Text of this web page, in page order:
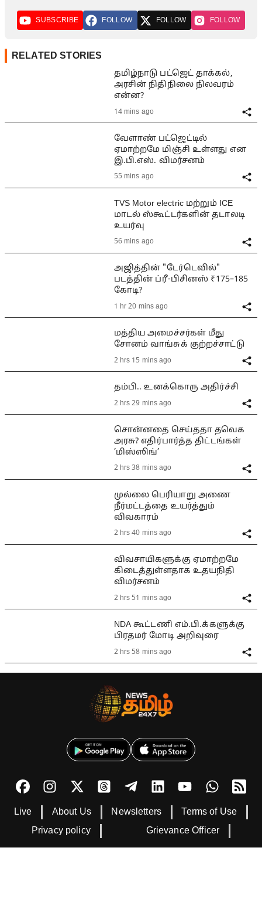
SUBSCRIBE FOLLOW FOLLOW FOLLOW
RELATED STORIES
தமிழ்நாடு பட்ஜெட் தாக்கல்,
அரசின் நிதிநிலை நிலவரம்
என்ன?
14 mins ago
வேளாண் பட்ஜெட்டில்
ஏமாற்றமே மிஞ்சி உள்ளது என
இ.பி.எஸ். விமர்சனம்
55 mins ago
TVS Motor electric மற்றும் ICE
மாடல் ஸ்கூட்டர்களின் தடாலடி
உயர்வு
56 mins ago
அஜித்தின் "டேர்டெவில்"
படத்தின் ப்ரீ-பிசினஸ் ₹175–185
கோடி?
1 hr 20 mins ago
மத்திய அமைச்சர்கள் மீது
சோனம் வாங்சுக் குற்றச்சாட்டு
2 hrs 15 mins ago
தம்பி.. உனக்கொரு அதிர்ச்சி
2 hrs 29 mins ago
சொன்னதை செய்ததா தவெக
அரசு? எதிர்பார்த்த திட்டங்கள்
’மிஸ்ஸிங்’
2 hrs 38 mins ago
முல்லை பெரியாறு அணை
நீர்மட்டத்தை உயர்த்தும்
விவகாரம்
2 hrs 40 mins ago
விவசாயிகளுக்கு ஏமாற்றமே
கிடைத்துள்ளதாக உதயநிதி
விமர்சனம்
2 hrs 51 mins ago
NDA கூட்டணி எம்.பி.க்களுக்கு
பிரதமர் மோடி அறிவுரை
2 hrs 58 mins ago
Live About Us Newsletters
Terms of Use
Privacy policy
Grievance Officer